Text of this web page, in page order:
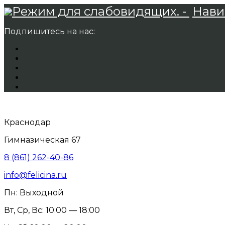
Режим для слабовидящих. -
Подпишитесь на нас:
Краснодар
Гимназическая 67
8 (861) 262-40-86
info@felicina.ru
Пн: Выходной
Вт, Ср, Вс: 10:00 — 18:00